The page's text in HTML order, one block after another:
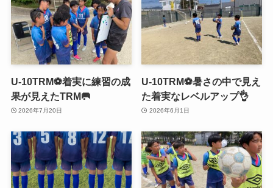
U-10TRM⚽️着実に練習の成
果が見えたTRM🥅
2026年7月20日
U-10TRM⚽️暑さの中で見え
た着実なレベルアップ👌
2026年6月1日